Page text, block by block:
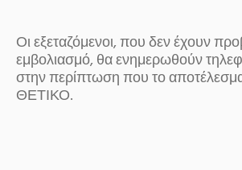
Οι εξεταζόμενοι, που δεν έχουν
εμβολιασμό, θα ενημερωθούν
στην περίπτωση που το
ΘΕΤΙΚΟ.